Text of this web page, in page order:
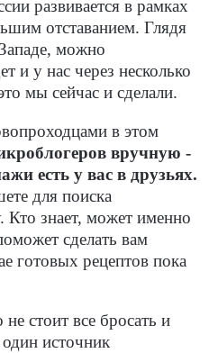
развивается в рамках
отставанием. Глядя
можно
и у нас через несколько
мы сейчас и сделали.
в этом
вручную -
есть у вас в друзьях.
для поиска
Кто знает, может именно
сделать вам
готовых рецептов пока
стоит все бросать и
один источник